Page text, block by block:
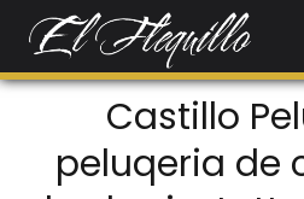
Castillo
peluqeria de